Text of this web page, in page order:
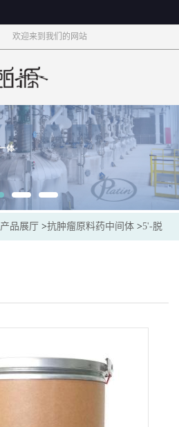
欢迎来到我们的网站
产品展厅 >抗肿瘤原料药中间体 >5'-脱